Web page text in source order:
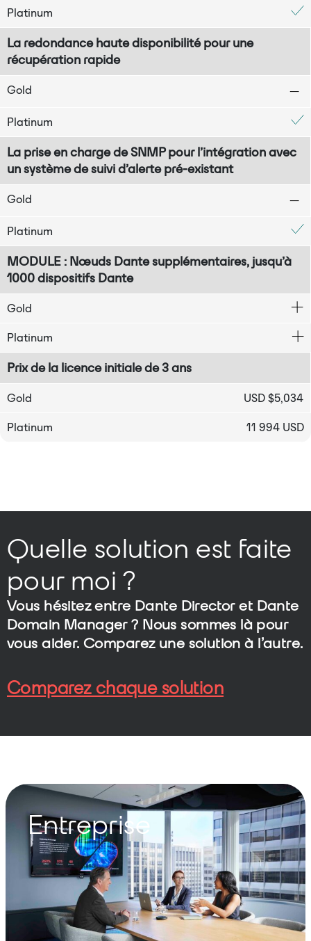
Platinum
La redondance haute disponibilité pour une
récupération rapide
Gold
Platinum
La prise en charge de SNMP pour l’intégration avec
un système de suivi d’alerte pré-existant
Gold
Platinum
MODULE : Nœuds Dante supplémentaires, jusqu’à
1000 dispositifs Dante
Gold
Platinum
Prix de la licence initiale de 3 ans
Gold USD $5,034
Platinum 11 994 USD
Quelle solution est faite
pour moi ?
Vous hésitez entre Dante Directoret Dante
Domain Manager? Nous sommes là pour
vous aider. Comparez une solution à l’autre.
Comparez chaque solution
Entreprise